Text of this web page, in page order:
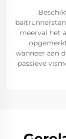
meerval het
wanneer aan
passieve